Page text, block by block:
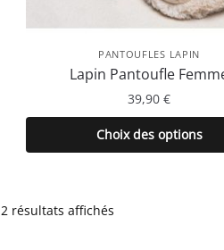
PANTOUFLES LAPIN
Lapin Pantoufle
39,90 €
Choix des options
Ce
produit
2 résultats affichés